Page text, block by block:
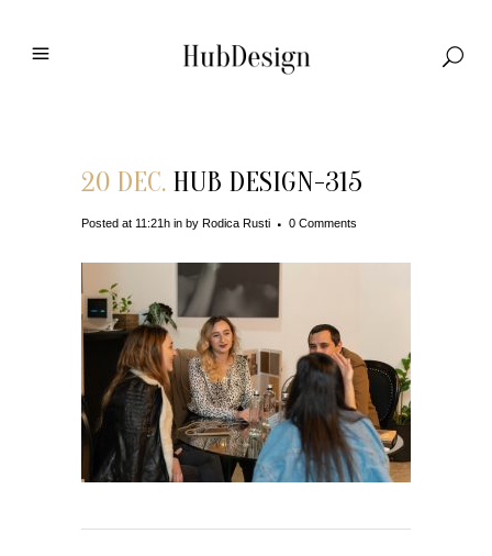
20 DEC. HUB DESIGN-315
Posted at 11:21h in by Rodica Rusti 0 Comments